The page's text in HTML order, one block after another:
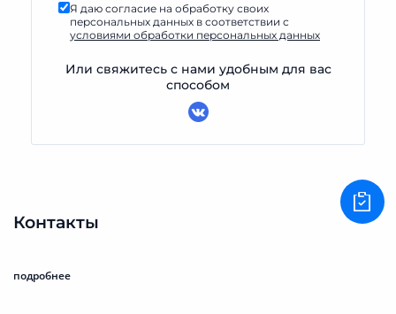
Я даю согласие на обработку своих
персональных данных в соответствии с
условиями обработки персональных данных
Или свяжитесь с нами удобным для вас
способом
Контакты
подробнее